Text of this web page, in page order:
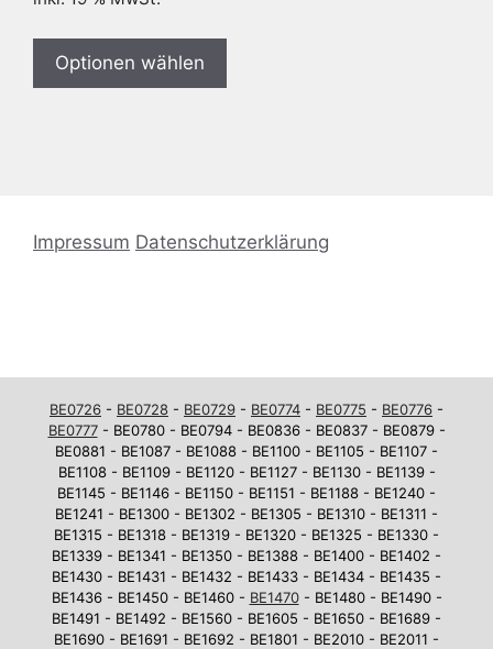
Optionen wählen
Impressum Datenschutzerklärung
BE0726 - BE0728 - BE0729 - BE0774 - BE0775 - BE0776 -
BE0777- BE0780 - BE0794 - BE0836 - BE0837 - BE0879 -
BE0881 - BE1087 - BE1088 - BE1100 - BE1105 - BE1107 -
BE1108 - BE1109 - BE1120 - BE1127 - BE1130 - BE1139 -
BE1145 - BE1146 - BE1150 - BE1151 - BE1188 - BE1240 -
BE1241 - BE1300 - BE1302 - BE1305 - BE1310 - BE1311 -
BE1315 - BE1318 - BE1319 - BE1320 - BE1325 - BE1330 -
BE1339 - BE1341 - BE1350 - BE1388 - BE1400 - BE1402 -
BE1430 - BE1431 - BE1432 - BE1433 - BE1434 - BE1435 -
BE1436 - BE1450 - BE1460 - BE1470- BE1480 - BE1490 -
BE1491 - BE1492 - BE1560 - BE1605 - BE1650 - BE1689 -
BE1690 - BE1691 - BE1692 - BE1801 - BE2010 - BE2011 -